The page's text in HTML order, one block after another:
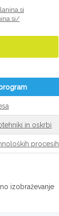
in oskrbi
procesih
izobraževanje